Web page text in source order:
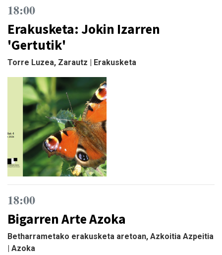
18:00
Erakusketa: Jokin Izarren
'Gertutik'
Torre Luzea, Zarautz | Erakusketa
18:00
Bigarren Arte Azoka
Betharrametako erakusketa aretoan, Azkoitia Azpeitia
| Azoka